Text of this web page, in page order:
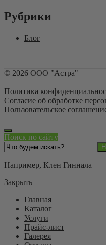
Рубрики
Блог
© 2026 ООО "Астра"
Политика
Согласие об обработке
Пользовательское
Поиск по сайту
Например, Клен Гиннала
Закрыть
Главная
Каталог
Услуги
Прайс-лист
Галерея